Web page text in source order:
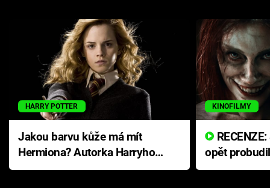
HARRY POTTER
Jakou barvu kůže má mít
Hermiona? Autorka Harryho
Pottera přišla s ráznou
KINOFILMY
opět
přichází s